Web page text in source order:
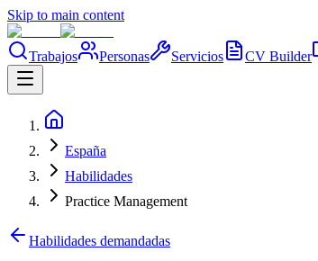
Skip to main content
Trabajos Personas Servicios CV Builder
España
Habilidades
Practice Management
Habilidades demandadas